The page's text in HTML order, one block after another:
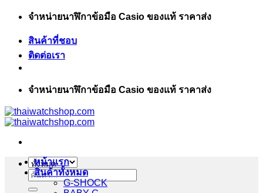
ข้าม
เนื้อหา
จำหน่ายนาฬิกาข้อมือ Casio ของแท้ ราคาส่ง
สินค้าที่ชอบ
ติดต่อเรา
จำหน่ายนาฬิกาข้อมือ Casio ของแท้ ราคาส่ง
ค้นหา:
หน้าแรก
สินค้าทั้งหมด
G-SHOCK